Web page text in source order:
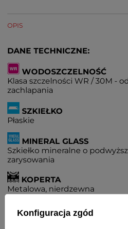
OPIS
DANE TECHNICZNE:
WODOSZCZELNOŚĆ
Klasa szczelności WR / 30M -
zachlapania
SZKIEŁKO
Płaskie
MINERAL GLASS
Szkiełko mineralne o
zarysowania
KOPERTA
Metalowa, nierdzewna
BRANSOLETA
Wysokiej jakości stal
Konfiguracja zgód